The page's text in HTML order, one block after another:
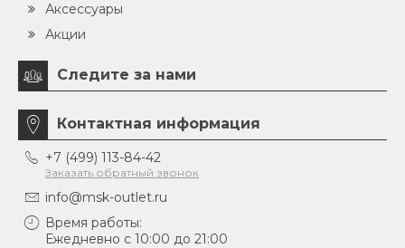
Аксессуары
Акции
Следите за нами
Контактная информация
+7 (499) 113-84-42
Заказать обратный звонок
info@msk-outlet.ru
Время работы:
Ежедневно с 10:00 до 21:00